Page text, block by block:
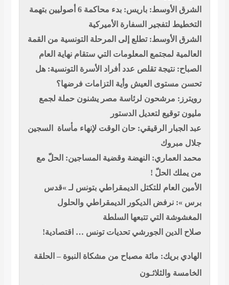
الشرق الأوسط: باريس: بدء محاكمة 6 أصوليين بتهمة
التخطيط لتفجير السفارة الأميركية
الشرق الأوسط: تطلع إلى المرحلة التونسية من القمة
العالمية لمجتمع المعلومات التي ستقام نهاية العام
الصباح: نتيجة تقلص عدد أفراد الأسرة التونسية: هل
تحسن مستوى العيش وأية التزامات فرضها؟
رويترز: مرشحون لرئاسة مصر يشنون حملة لجمع
مليون توقيع لتعديل الدستور
عبد الجبار الرقيقي: حان الوقت لإنهاء مأساة السجين
جلال مبروك
محمد العماري: النهضة وقضية المساجين: الحلّ مع
من يملك الحلّ !
الأمين العام للتكتل الديمقراطي بتونس لـ »قدس
برس »: نرفض الديكور الديمقراطي والحلول
المغشوشة التي تتبعها السلطة
صلاح الدين الجورشي تحديات تونس … اقتصادية!
الهادي بريك: مائة مصباح من مشكاة النبوة – الحلقة
الخامسة والثلاثـون